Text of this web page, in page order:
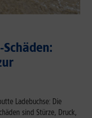
Ladebuchse: Die
sind Stürze, Druck,